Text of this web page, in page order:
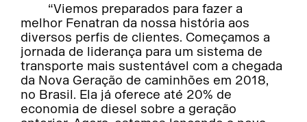
“Viemos preparados para fazer a
melhor Fenatran da nossa história aos
diversos perfis de clientes. Começamos a
jornada de liderança para um sistema de
transporte mais sustentável com a chegada
da Nova Geração de caminhões em 2018,
no Brasil. Ela já oferece até 20% de
economia de diesel sobre a geração